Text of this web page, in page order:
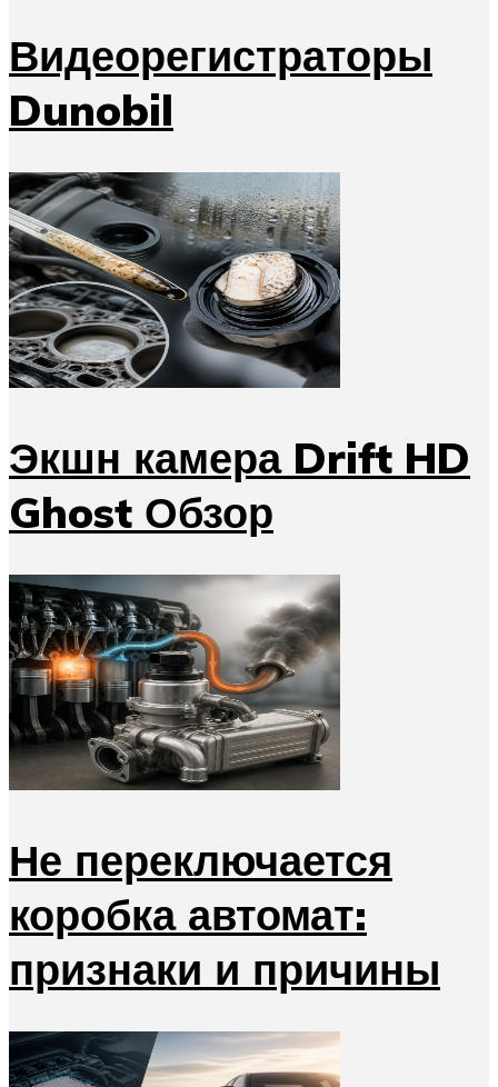
Видеорегистраторы
Dunobil
Экшн камера Drift HD
Ghost Обзор
Не переключается
коробка автомат:
признаки и причины